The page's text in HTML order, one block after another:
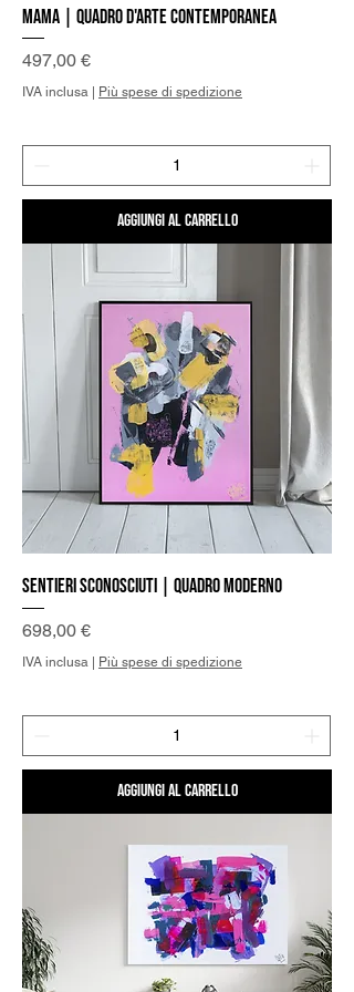
Mama | Quadro d'Arte Contemporanea
Prezzo
497,00 €
IVA inclusa Più spese di spedizione
Aggiungi al carrello
Sentieri sconosciuti | Quadro Moderno
Prezzo
698,00 €
IVA inclusa Più spese di spedizione
Aggiungi al carrello